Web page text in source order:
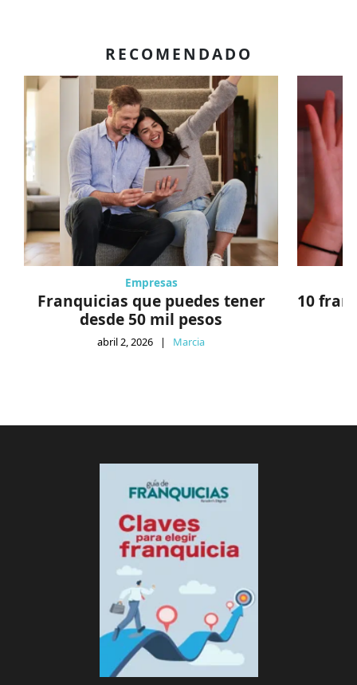
RECOMENDADO
Empresas
Franquicias que puedes tener
desde 50 mil pesos
abril 2, 2026 | Marcia
10